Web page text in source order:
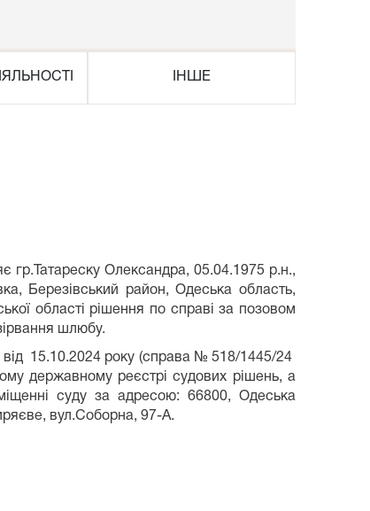
ІНШЕ
Олександра, 05.04.1975 р.н.,
Березівський район, Одеська область,
області рішення по справі за позовом
шлюбу.
15.10.2024 року (справа № 518/1445/24
державному реєстрі судових рішень, а
суду за адресою: 66800, Одеська
вул.Соборна, 97-А.